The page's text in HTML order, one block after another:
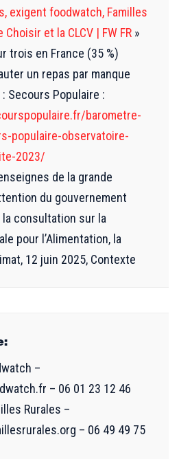
exigent foodwatch, Familles
Choisir et la CLCV | FW FR »
trois en France (35 %)
un repas par manque
: Secours Populaire :
barometre-
populaire-observatoire-
2023/
de la grande
du gouvernement
la consultation sur la
pour l’Alimentation, la
12 juin 2025, Contexte
–
– 06 01 23 12 46
Rurales –
– 06 49 49 75